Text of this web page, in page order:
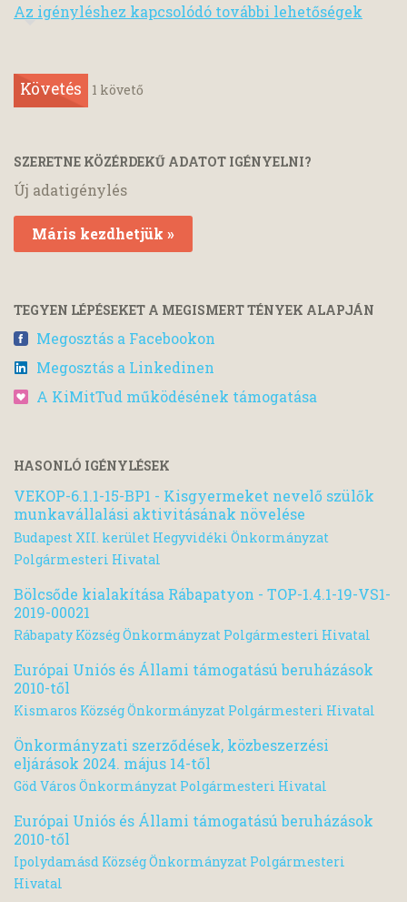
Az igényléshez kapcsolódó további lehetőségek
Követés 1 követő
SZERETNE KÖZÉRDEKŰ ADATOT IGÉNYELNI?
Új adatigénylés
Máris kezdhetjük »
TEGYEN LÉPÉSEKET A MEGISMERT TÉNYEK ALAPJÁN
Megosztás a Facebookon
Megosztás a Linkedinen
A KiMitTud működésének támogatása
HASONLÓ IGÉNYLÉSEK
VEKOP-6.1.1-15-BP1 - Kisgyermeket nevelő szülők
munkavállalási aktivitásának növelése
Budapest XII. kerület Hegyvidéki Önkormányzat
Polgármesteri Hivatal
Bölcsőde kialakítása Rábapatyon - TOP-1.4.1-19-VS1-
2019-00021
Rábapaty Község Önkormányzat Polgármesteri Hivatal
Európai Uniós és Állami támogatású beruházások
2010-től
Kismaros Község Önkormányzat Polgármesteri Hivatal
Önkormányzati szerződések, közbeszerzési
eljárások 2024. május 14-től
Göd Város Önkormányzat Polgármesteri Hivatal
Európai Uniós és Állami támogatású beruházások
2010-től
Ipolydamásd Község Önkormányzat Polgármesteri
Hivatal